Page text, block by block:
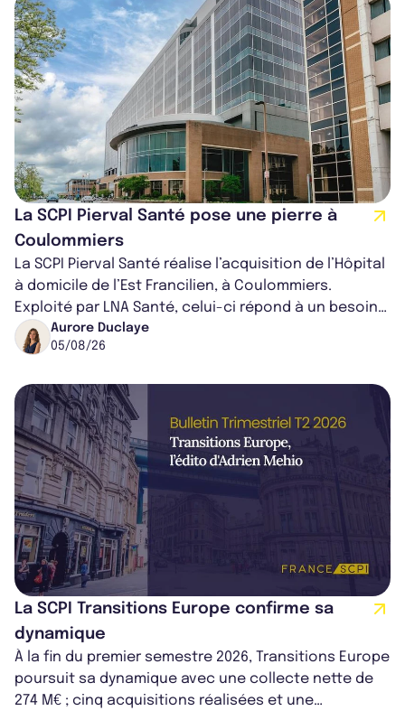
La SCPI Pierval Santé pose une pierre à
Coulommiers
La SCPI Pierval Santé réalise l’acquisition de l’Hôpital
à domicile de l’Est Francilien, à Coulommiers.
Exploité par LNA Santé, celui-ci répond à un besoin
médical croissant, qui s...
Aurore Duclaye
05/08/26
La SCPI Transitions Europe confirme sa
dynamique
À la fin du premier semestre 2026, Transitions Europe
poursuit sa dynamique avec une collecte nette de
274 M€ ; cinq acquisitions réalisées et une